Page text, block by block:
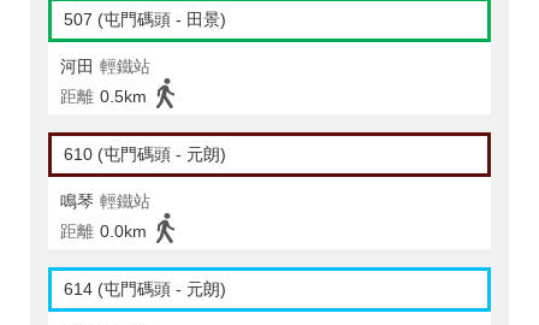
507 (屯門碼頭 - 田景)
河田 輕鐵站
距離 0.5km
610 (屯門碼頭 - 元朗)
鳴琴 輕鐵站
距離 0.0km
614 (屯門碼頭 - 元朗)